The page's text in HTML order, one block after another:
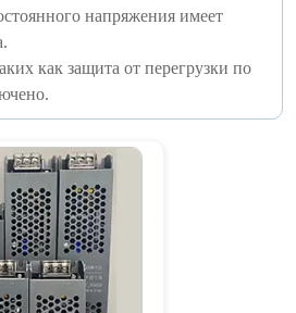
напряжения имеет
как защита от перегрузки по